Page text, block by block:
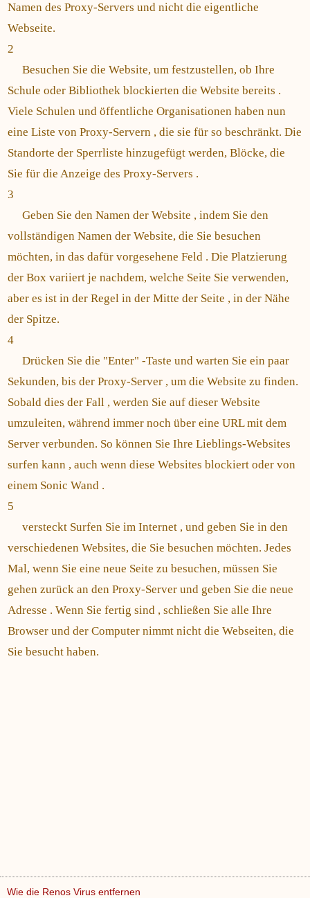
Namen des Proxy-Servers und nicht die eigentliche
Webseite.
2
Besuchen Sie die Website, um festzustellen, ob Ihre
Schule oder Bibliothek blockierten die Website bereits .
Viele Schulen und öffentliche Organisationen haben nun
eine Liste von Proxy-Servern , die sie für so beschränkt. Die
Standorte der Sperrliste hinzugefügt werden, Blöcke, die
Sie für die Anzeige des Proxy-Servers .
3
Geben Sie den Namen der Website , indem Sie den
vollständigen Namen der Website, die Sie besuchen
möchten, in das dafür vorgesehene Feld . Die Platzierung
der Box variiert je nachdem, welche Seite Sie verwenden,
aber es ist in der Regel in der Mitte der Seite , in der Nähe
der Spitze.
4
Drücken Sie die "Enter" -Taste und warten Sie ein paar
Sekunden, bis der Proxy-Server , um die Website zu finden.
Sobald dies der Fall , werden Sie auf dieser Website
umzuleiten, während immer noch über eine URL mit dem
Server verbunden. So können Sie Ihre Lieblings-Websites
surfen kann , auch wenn diese Websites blockiert oder von
einem Sonic Wand .
5
versteckt Surfen Sie im Internet , und geben Sie in den
verschiedenen Websites, die Sie besuchen möchten. Jedes
Mal, wenn Sie eine neue Seite zu besuchen, müssen Sie
gehen zurück an den Proxy-Server und geben Sie die neue
Adresse . Wenn Sie fertig sind , schließen Sie alle Ihre
Browser und der Computer nimmt nicht die Webseiten, die
Sie besucht haben.
Wie die Renos Virus entfernen